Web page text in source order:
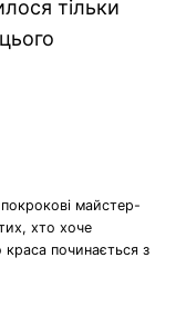
тільки
майстер-
хто хоче
починається з